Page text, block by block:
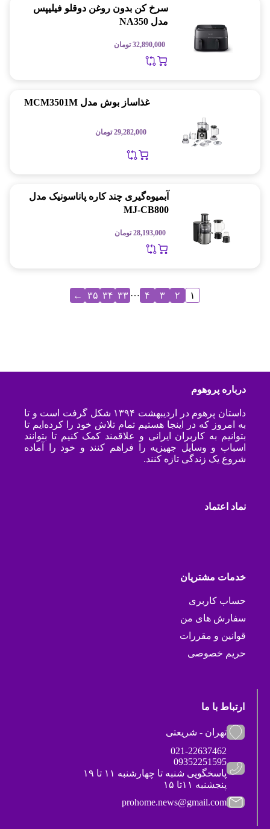
سرخ کن بدون روغن دوقلو فیلیپس
مدل NA350
32,890,000 تومان
غذاساز بوش مدل MCM3501M
29,282,000 تومان
آبمیوه‌گیری چند کاره پاناسونیک مدل
MJ-CB800
28,193,000 تومان
۱ ۲ ۳ ۴ … ۳۳ ۳۴ ۳۵ ←
درباره پروهوم
داستان پرهوم در اردیبهشت ۱۳۹۴ شکل گرفت است و تا
به امروز که در اینجا هستیم تمام تلاش خود را کرده‌ایم تا
بتوانیم به کاربران ایرانی و علاقمند کمک کنیم تا بتوانند
اسباب و وسایل جهیزیه را فراهم کنند و خود را آماده
شروع یک زندگی تازه کنند.
نماد اعتماد
خدمات مشتریان
حساب کاربری
سفارش های من
قوانین و مقررات
حریم خصوصی
ارتباط با ما
تهران - شریعتی
021-22637462
09352251595
پاسخگویی شنبه تا چهارشنبه ۱۱ تا ۱۹
پنجشنبه ۱۱تا ۱۵
prohome.news@gmail.com